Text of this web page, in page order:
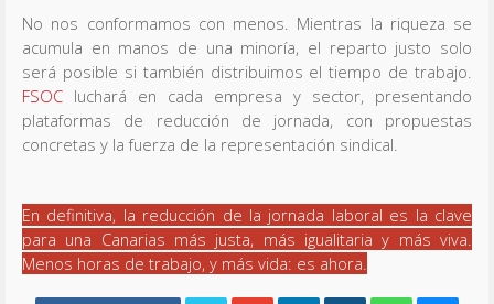
No nos conformamos con menos. Mientras la riqueza se
acumula en manos de una minoría, el reparto justo solo
será posible si también distribuimos el tiempo de trabajo.
FSOC luchará en cada empresa y sector, presentando
plataformas de reducción de jornada, con propuestas
concretas y la fuerza de la representación sindical.
En definitiva, la reducción de la jornada laboral es la clave
para una Canarias más justa, más igualitaria y más viva.
Menos horas de trabajo, y más vida: es ahora.